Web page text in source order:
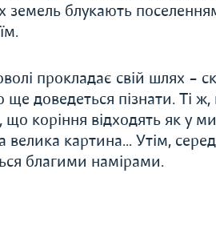
земель блукають
прокладає свій шлях –
доведеться пізнати. Ті ж,
що коріння відходять як у
велика картина… Утім,
благими намірами.